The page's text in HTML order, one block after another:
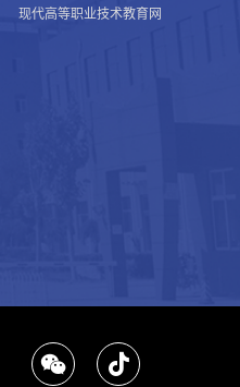
现代高等职业技术教育网